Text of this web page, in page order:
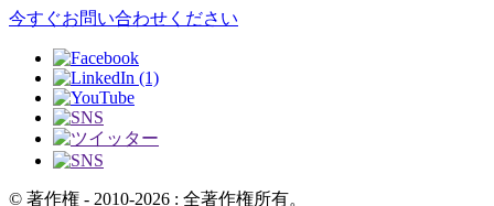
今すぐお問い合わせください
© 著作権 - 2010-2026 : 全著作権所有。